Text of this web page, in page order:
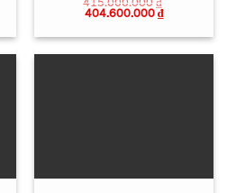
404.600.000₫